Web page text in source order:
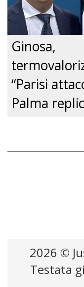
Ginosa,
“Parisi
Palma
2026 ©
Testata